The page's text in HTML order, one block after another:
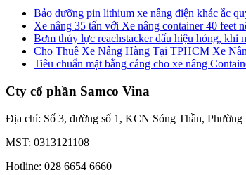
Bảo dưỡng pin lithium xe nâng điện khác ắc
Xe nâng 35 tấn với Xe nâng container 40 feet
Bơm thủy lực reachstacker dấu hiệu hỏng, khi
Cho Thuê Xe Nâng Hàng Tại TPHCM Xe
Tiêu chuẩn mặt bằng cảng cho xe nâng
Cty cổ phần Samco Vina
Địa chỉ: Số 3, đường số 1, KCN Sóng Thần,
MST: 0313121108
Hotline: 028 6654 6660